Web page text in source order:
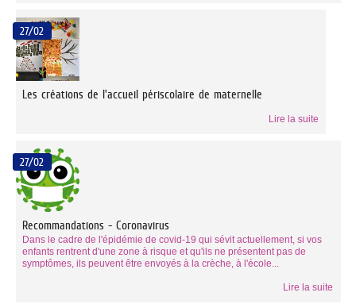
27/02
Les créations de l'accueil périscolaire de maternelle
Lire la suite
27/02
Recommandations - Coronavirus
Dans le cadre de l'épidémie de covid-19 qui sévit actuellement, si vos
enfants rentrent d'une zone à risque et qu'ils ne présentent pas de
symptômes, ils peuvent être envoyés à la crèche, à l'école...
Lire la suite